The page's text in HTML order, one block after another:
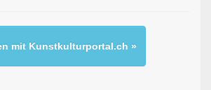
mit Kunstkulturportal.ch »